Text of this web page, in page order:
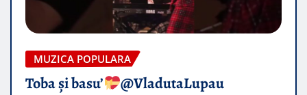
MUZICA POPULARA
Toba și basu’ @VladutaLupau